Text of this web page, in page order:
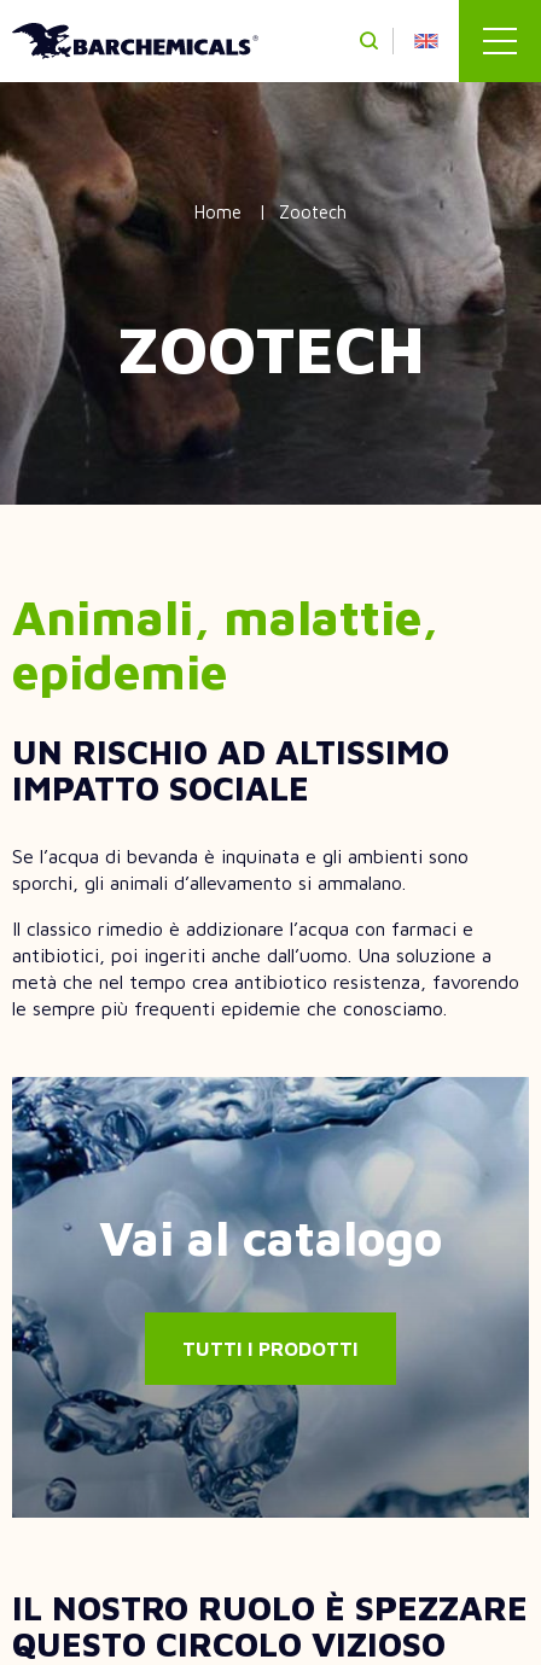
Home Zootech
ZOOTECH
Animali, malattie,
epidemie
UN RISCHIO AD ALTISSIMO
IMPATTO SOCIALE
Se l’acqua di bevanda è inquinata e gli ambienti sono
sporchi, gli animali d’allevamento si ammalano.
Il classico rimedio è addizionare l’acqua con farmaci e
antibiotici, poi ingeriti anche dall’uomo. Una soluzione a
metà che nel tempo crea antibiotico resistenza, favorendo
le sempre più frequenti epidemie che conosciamo.
Vai al catalogo
TUTTI I PRODOTTI
IL NOSTRO RUOLO È SPEZZARE
QUESTO CIRCOLO VIZIOSO